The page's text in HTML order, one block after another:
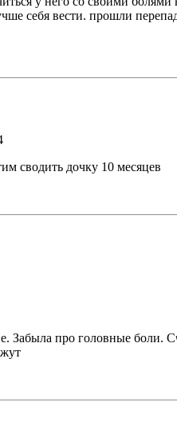
себя вести. прошли
сводить дочку 10 месяцев
Забыла про головные боли.